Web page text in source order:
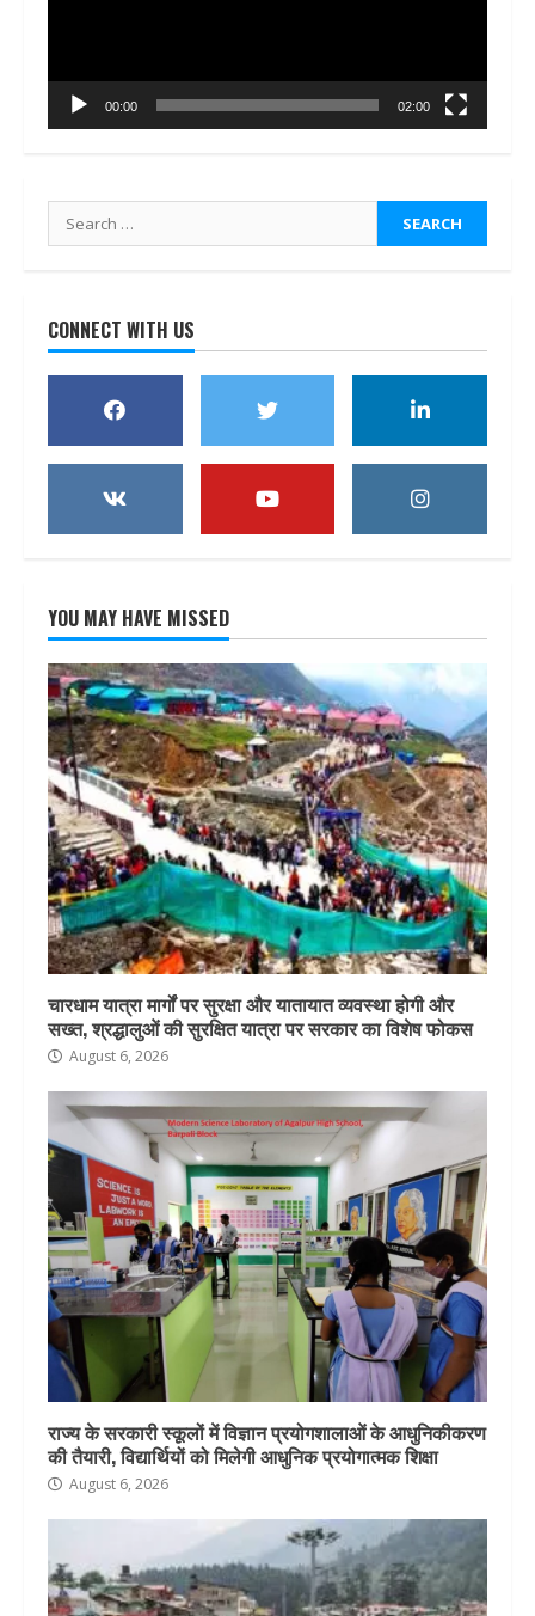
00:00 02:00
Search
for:
CONNECT WITH US
YOU MAY HAVE MISSED
चारधाम यात्रा मार्गों पर सुरक्षा और यातायात व्यवस्था होगी और
सख्त, श्रद्धालुओं की सुरक्षित यात्रा पर सरकार का विशेष फोकस
August 6, 2026
राज्य के सरकारी स्कूलों में विज्ञान प्रयोगशालाओं के आधुनिकीकरण
की तैयारी, विद्यार्थियों को मिलेगी आधुनिक प्रयोगात्मक शिक्षा
August 6, 2026